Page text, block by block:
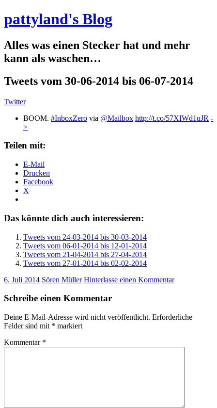
pattyland's Blog
Alles was einen Stecker hat und mehr
kann als waschen…
Tweets vom 30-06-2014 bis 06-07-2014
Twitter
BOOM. #InboxZero via @Mailbox http://t.co/57XIWd1uJR -
>
Teilen mit:
E-Mail
Drucken
Facebook
X
Das könnte dich auch interessieren:
Tweets vom 24-03-2014 bis 30-03-2014
Tweets vom 06-01-2014 bis 12-01-2014
Tweets vom 21-04-2014 bis 27-04-2014
Tweets vom 27-01-2014 bis 02-02-2014
6. Juli 2014 Sören Müller Hinterlasse einen Kommentar
Schreibe einen Kommentar
Deine E-Mail-Adresse wird nicht veröffentlicht. Erforderliche
Felder sind mit * markiert
Kommentar *